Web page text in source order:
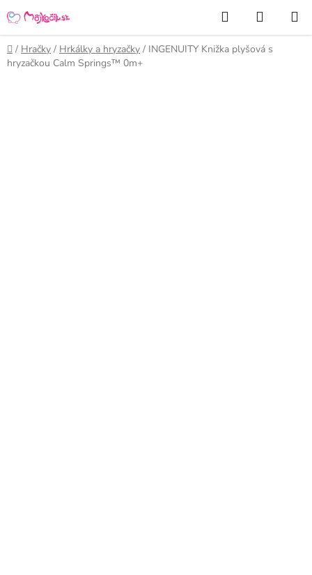
na
obsah
Hľadať
KOŠÍK
Domov
/ Hračky / Hrkálky a hryzačky / INGENUITY Knižka plyšová s
hryzačkou Calm Springs™ 0m+